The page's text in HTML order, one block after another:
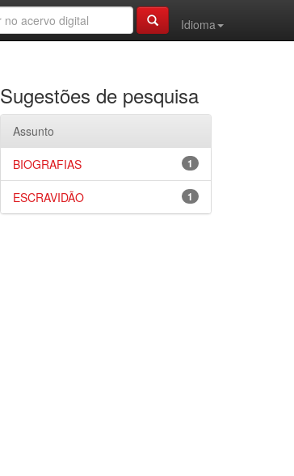
Idioma
Sugestões de pesquisa
Assunto
1
BIOGRAFIAS
1
ESCRAVIDÃO